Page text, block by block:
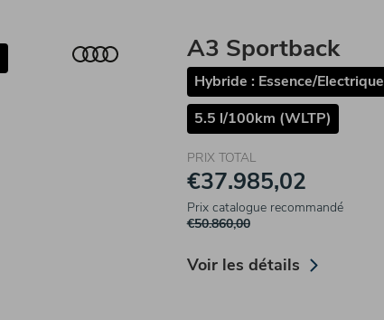
A3 Sportback
Hybride : Essence/Electrique
5.5 l/100km (WLTP)
PRIX TOTAL
€37.985,02
Prix catalogue recommandé
€50.860,00
Voir les détails